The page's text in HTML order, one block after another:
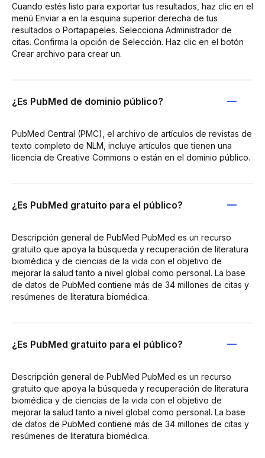
Cuando estés listo para exportar tus resultados, haz clic en el
menú Enviar a en la esquina superior derecha de tus
resultados o Portapapeles. Selecciona Administrador de
citas. Confirma la opción de Selección. Haz clic en el botón
Crear archivo para crear un.
¿Es PubMed de dominio público?
PubMed Central (PMC), el archivo de artículos de revistas de
texto completo de NLM, incluye artículos que tienen una
licencia de Creative Commons o están en el dominio público.
¿Es PubMed gratuito para el público?
Descripción general de PubMed PubMed es un recurso
gratuito que apoya la búsqueda y recuperación de literatura
biomédica y de ciencias de la vida con el objetivo de
mejorar la salud tanto a nivel global como personal. La base
de datos de PubMed contiene más de 34 millones de citas y
resúmenes de literatura biomédica.
¿Es PubMed gratuito para el público?
Descripción general de PubMed PubMed es un recurso
gratuito que apoya la búsqueda y recuperación de literatura
biomédica y de ciencias de la vida con el objetivo de
mejorar la salud tanto a nivel global como personal. La base
de datos de PubMed contiene más de 34 millones de citas y
resúmenes de literatura biomédica.